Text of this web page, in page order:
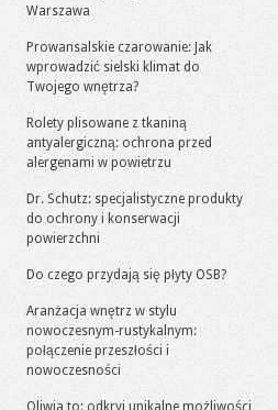
Warszawa
Prowansalskie czarowanie: Jak
wprowadzić sielski klimat do
Twojego wnętrza?
Rolety plisowane z tkaniną
antyalergiczną: ochrona przed
alergenami w powietrzu
Dr. Schutz: specjalistyczne produkty
do ochrony i konserwacji
powierzchni
Do czego przydają się płyty OSB?
Aranżacja wnętrz w stylu
nowoczesnym-rustykalnym:
połączenie przeszłości i
nowoczesności
Oliwia to: odkryj unikalne możliwości